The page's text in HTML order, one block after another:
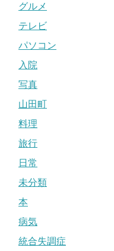
グルメ
テレビ
パソコン
入院
写真
山田町
料理
旅行
日常
未分類
本
病気
統合失調症